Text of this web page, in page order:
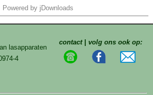
Powered by jDownloads
lasapparaten
4
contact | volg ons ook op: